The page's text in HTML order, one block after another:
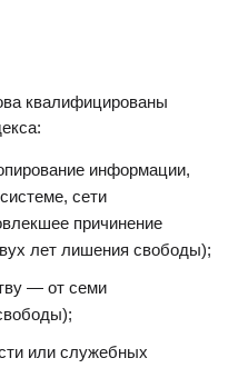
квалифицированы
информации,
сети
причинение
лет лишения свободы);
— от семи
или служебных